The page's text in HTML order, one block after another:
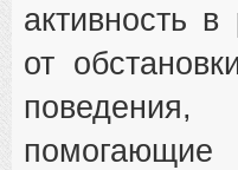
активность
от